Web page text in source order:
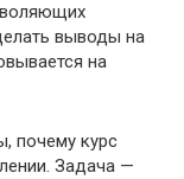
выводы на
на
почему курс
Задача —